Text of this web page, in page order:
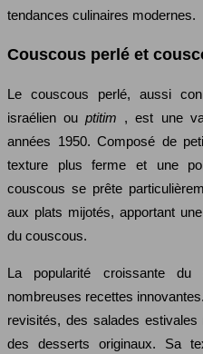
tendances culinaires modernes.
Couscous perlé et
Le couscous perlé, aussi
israélien ouptitim , est une
années 1950. Composé de
texture plus ferme et une
couscous se prête
aux plats mijotés, apportant
du couscous.
La popularité croissante
nombreuses recettes
revisités, des salades
des desserts originaux. Sa